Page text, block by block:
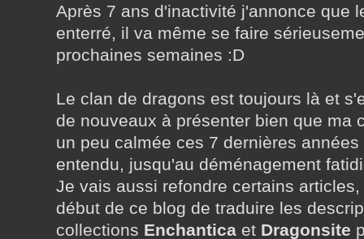
Après 7 ans d'inactivité j'annonce que
enterré, il va même se faire
prochaines semaines :D
Le clan de dragons est toujours là et
de nouveaux à présenter bien que ma
un peu calmée ces 7 dernières
entendu, jusqu'au déménagement
Je vais aussi refondre certains
début de ce blog de traduire les
collections Enchanticaet Dragonsite